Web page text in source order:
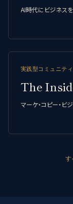
AI時代にビジネス
実践型コミュニティ
The
マーケ・コピー・ビ